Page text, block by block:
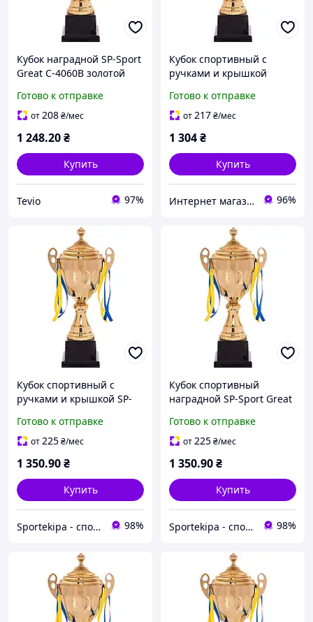
Кубок наградной SP-Sport
Great C-4060B золотой
соревнований
спортивный
Готово к отправке
от208₴/мес
1 248.20₴
Купить
Tevio 97%
Кубок спортивный с
ручками и крышкой
золотой C-4060B
Готово к отправке
от217₴/мес
1 304₴
Купить
Интернет магазин SportOK 96%
Кубок спортивный с
ручками и крышкой SP-
высота 45см золотой
Готово к отправке
от225₴/мес
1 350.90₴
Купить
Sportekipa - спортивні товари 98%
Кубок спортивный
наградной SP-Sport Great
h-45см, b-22см, d
чаши-14см, золото)
Готово к отправке
от225₴/мес
1 350.90₴
Купить
Sportekipa - спортивні товари 98%